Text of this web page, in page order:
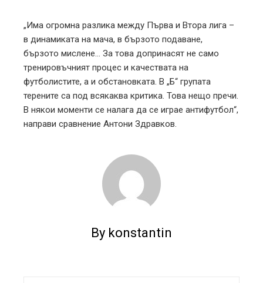
„Има огромна разлика между Първа и Втора лига –
в динамиката на мача, в бързото подаване,
бързото мислене… За това допринасят не само
тренировъчният процес и качествата на
футболистите, а и обстановката. В „Б“ групата
терените са под всякаква критика. Това нещо пречи.
В някои моменти се налага да се играе антифутбол“,
направи сравнение Антони Здравков.
By konstantin